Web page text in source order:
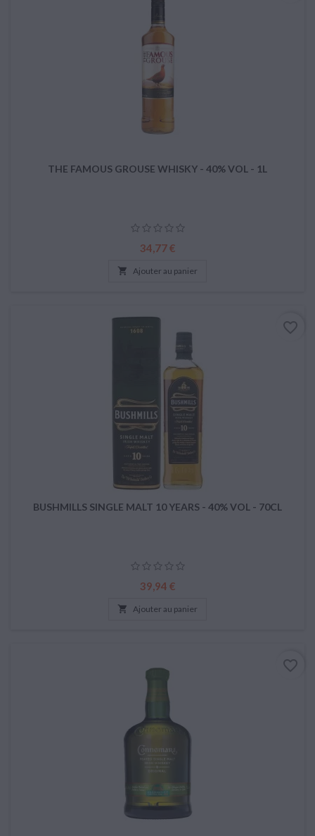
THE FAMOUS GROUSE WHISKY - 40% VOL - 1L
Prix
34,77 €
 Ajouter au panier
BUSHMILLS SINGLE MALT 10 YEARS - 40% VOL - 70CL
Prix
39,94 €
 Ajouter au panier
favorite_border
favorite_border